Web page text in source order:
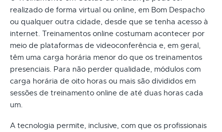
realizado de forma virtual ou online, em Bom Despacho
ou qualquer outra cidade, desde que se tenha acesso à
internet. Treinamentos online costumam acontecer por
meio de plataformas de videoconferência e, em geral,
têm uma carga horária menor do que os treinamentos
presenciais. Para não perder qualidade, módulos com
carga horária de oito horas ou mais são divididos em
sessões de treinamento online de até duas horas cada
um.
A tecnologia permite, inclusive, com que os profissionais